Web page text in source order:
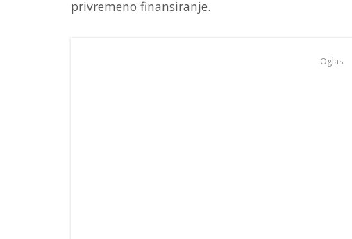
privremeno finansiranje.
Oglas